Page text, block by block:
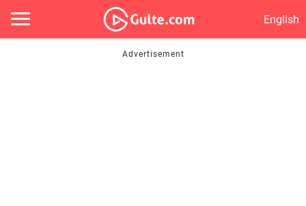
English